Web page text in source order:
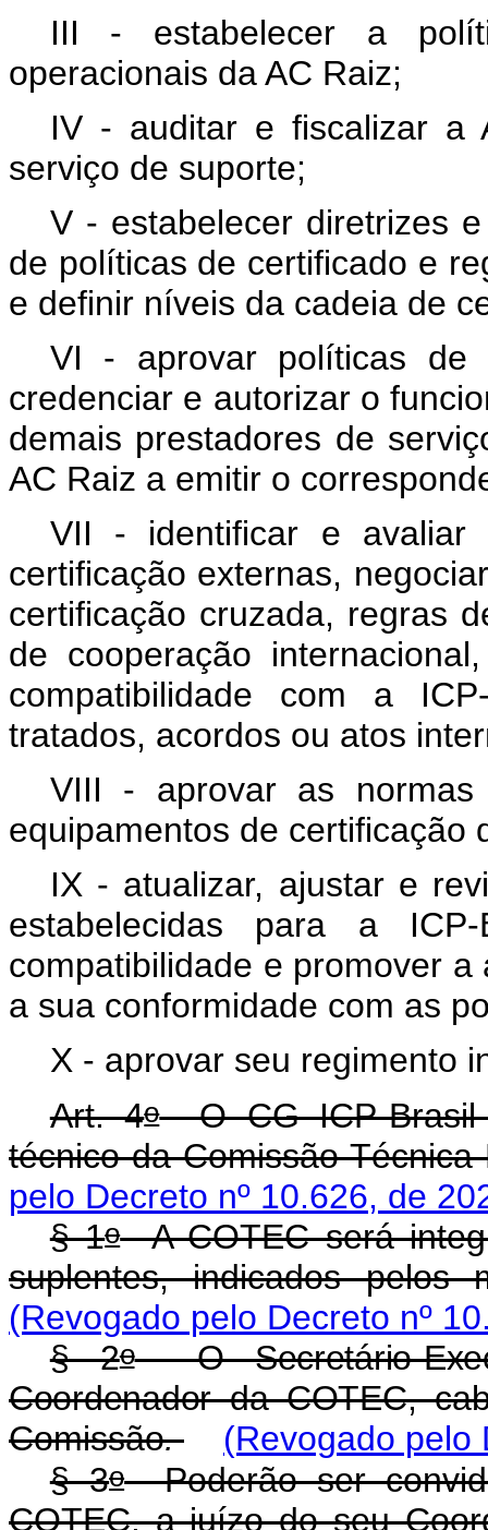
III - estabelecer a
operacionais da AC Raiz;
IV - auditar e fiscalizar a
serviço de suporte;
V - estabelecer diretrizes
de políticas de certificado e
e definir níveis da cadeia de
VI - aprovar políticas de
credenciar e autorizar o
demais prestadores de
AC Raiz a emitir o
VII - identificar e avaliar
certificação externas,
certificação cruzada, regras
de cooperação
compatibilidade com a
tratados, acordos ou atos
VIII - aprovar as normas
equipamentos de certificação
IX - atualizar, ajustar e
estabelecidas para a
compatibilidade e promover
a sua conformidade com as
X - aprovar seu regimento
Art. 4oO CG ICP-Brasil
técnico da Comissão
pelo Decreto nº 10.626, de
§ 1oA COTEC será
suplentes, indicados pelos
(Revogado pelo Decreto nº
§ 2oO Secretário-
Coordenador da COTEC,
Comissão.
(Revogado pelo
§ 3oPoderão ser
COTEC, a juízo do seu